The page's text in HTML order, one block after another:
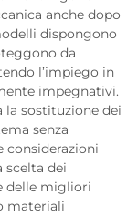
anche dopo
dispongono
da
l’impiego in
impegnativi.
la sostituzione dei
senza
scelta dei
delle migliori
materiali